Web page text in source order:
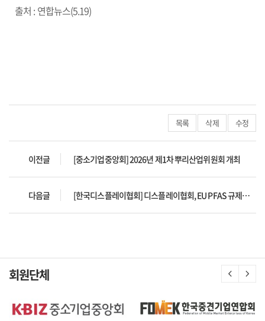
출처 : 연합뉴스(5.19)
목록 삭제 수정
이전글 [중소기업중앙회] 2026년 제1차 뿌리산업위원회 개최
다음글 [한국디스플레이협회] 디스플레이협회, EU PFAS 규제에…'최소 12년 유예 필요
회원단체